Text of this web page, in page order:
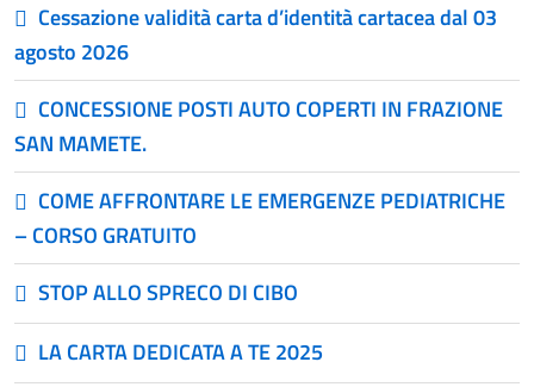
Cessazione validità carta d’identità cartacea dal 03
agosto 2026
CONCESSIONE POSTI AUTO COPERTI IN FRAZIONE
SAN MAMETE.
COME AFFRONTARE LE EMERGENZE PEDIATRICHE
– CORSO GRATUITO
STOP ALLO SPRECO DI CIBO
LA CARTA DEDICATA A TE 2025